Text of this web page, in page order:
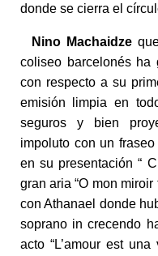
donde se cierra el
Nino Machaidzeque
coliseo barcelonés ha
con respecto a su
emisión limpia en
seguros y bien
impoluto con un
en su presentación “
gran aria “O mon
con Athanael donde
soprano in crecendo
acto “L’amour est